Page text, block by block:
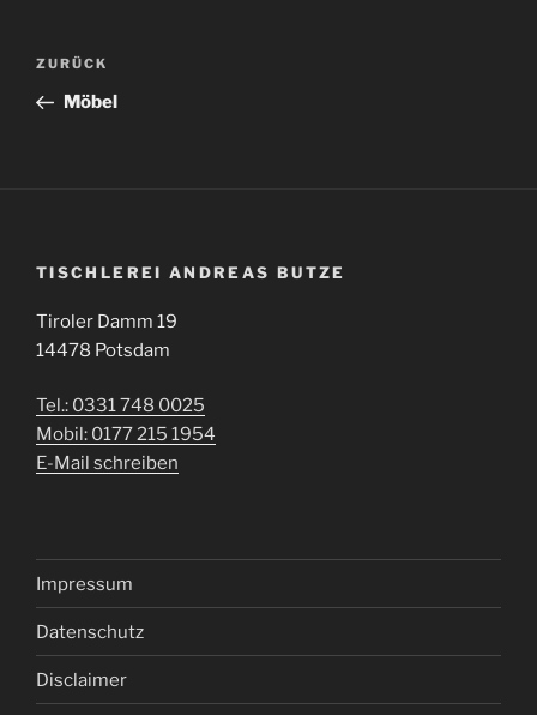
Beitragsnavigation
Vorheriger
Beitrag
ZURÜCK
Möbel
TISCHLEREI ANDREAS BUTZE
Tiroler Damm 19
14478 Potsdam
Tel.: 0331 748 0025
Mobil: 0177 215 1954
E-Mail schreiben
Impressum
Datenschutz
Disclaimer